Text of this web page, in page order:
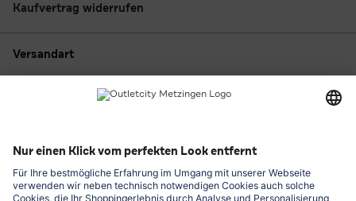
Kaufvertrag widerrufen
Versandart